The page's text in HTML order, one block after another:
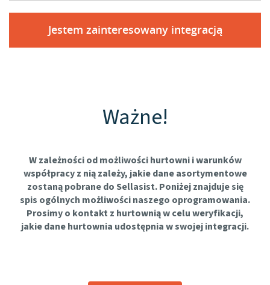
Jestem zainteresowany integracją
Ważne!
W zależności od możliwości hurtowni i warunków
współpracy z nią zależy, jakie dane asortymentowe
zostaną pobrane do Sellasist. Poniżej znajduje się
spis ogólnych możliwości naszego oprogramowania.
Prosimy o kontakt z hurtownią w celu weryfikacji,
jakie dane hurtownia udostępnia w swojej integracji.